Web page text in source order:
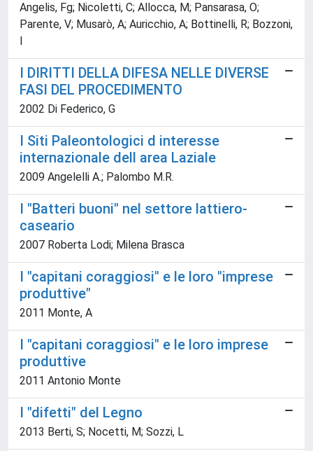
Angelis, Fg; Nicoletti, C; Allocca, M; Pansarasa, O;
Parente, V; Musarò, A; Auricchio, A; Bottinelli, R; Bozzoni,
I
I DIRITTI DELLA DIFESA NELLE DIVERSE
FASI DEL PROCEDIMENTO
2002 Di Federico, G
I Siti Paleontologici d interesse
internazionale dell area Laziale
2009 Angelelli A.; Palombo M.R.
I "Batteri buoni" nel settore lattiero-
caseario
2007 Roberta Lodi; Milena Brasca
I "capitani coraggiosi" e le loro "imprese
produttive"
2011 Monte, A
I "capitani coraggiosi" e le loro imprese
produttive
2011 Antonio Monte
I "difetti" del Legno
2013 Berti, S; Nocetti, M; Sozzi, L